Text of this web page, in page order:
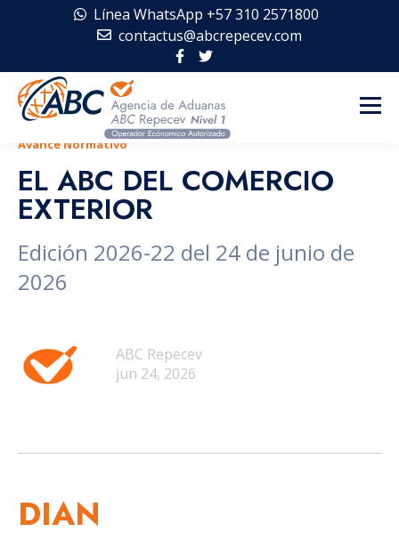
Línea WhatsApp +57 310 2571800
contactus@abcrepecev.com
Avance Normativo
EL ABC DEL COMERCIO
EXTERIOR
Edición 2026-22 del 24 de junio de
2026
ABC Repecev
jun 24, 2026
DIAN